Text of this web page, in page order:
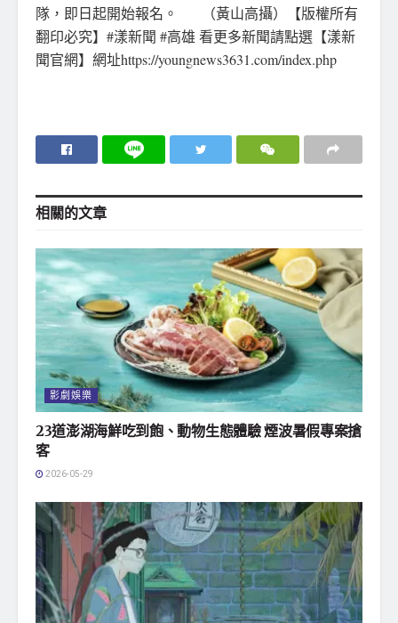
隊，即日起開始報名。 （黃山高攝）【版權所有
翻印必究】#漾新聞 #高雄 看更多新聞請點選【漾新
聞官網】網址https://youngnews3631.com/index.php
相關的文章
影劇娛樂
23道澎湖海鮮吃到飽、動物生態體驗 煙波暑假專案搶
客
2026-05-29